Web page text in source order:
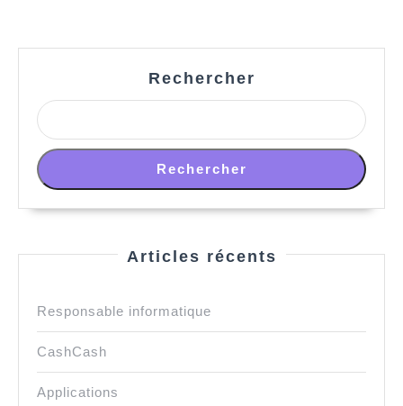
Rechercher
Rechercher
Articles récents
Responsable informatique
CashCash
Applications